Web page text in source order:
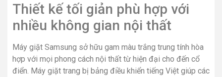
Thiết kế tối giản phù hợp với
nhiều không gian nội thất
Máy giặt Samsung sở hữu gam màu trắng trung tính hòa
hợp với mọi phong cách nội thất từ hiện đại cho đến cổ
điển. Máy giặt trang bị bảng điều khiển tiếng Việt giúp các